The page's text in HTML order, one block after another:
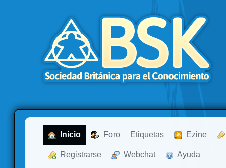
Inicio Foro Etiquetas Ezine
Registrarse Webchat Ayuda